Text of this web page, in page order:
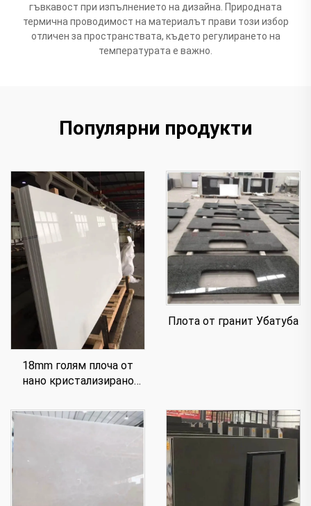
гъвкавост при изпълнението на дизайна. Природната
термична проводимост на материалът прави този избор
отличен за пространствата, където регулирането на
температурата е важно.
Популярни продукти
18mm голям плоча от
нано кристализирано
Плота от гранит Убатуба